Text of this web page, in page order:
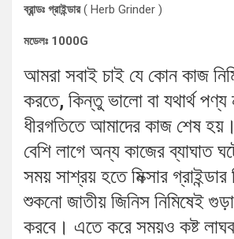
ব্রান্ডঃ গ্রাইন্ডার( Herb Grinder )
মডেলঃ 1000G
আমরা সবাই চাই যে কোন কাজ
করতে, কিন্তু ভালো বা যথার্থ পণ্য
ধীরগতিতে আমাদের কাজ শেষ
বেশি লাগে অন্য কাজের ব্যাঘাত
সময় সাশ্রয় হতে মিক্সার
শুকনো জাতীয় জিনিস নিমিষেই
করবে। এতে করে সময়ও কষ্ট